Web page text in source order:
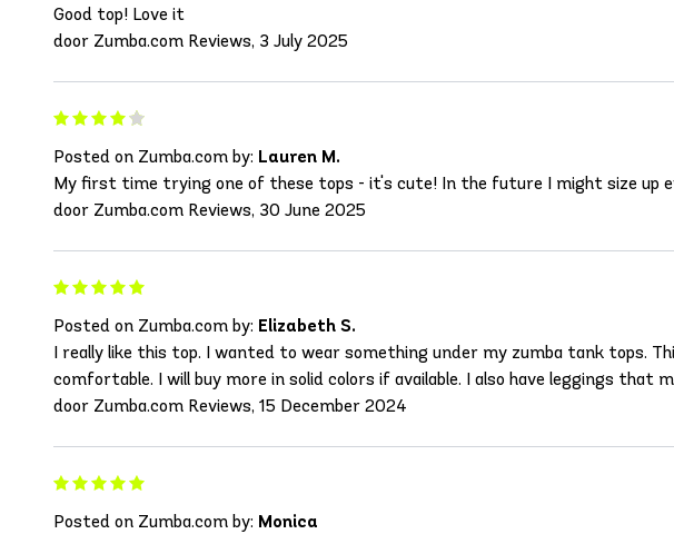
Good top! Love it
door Zumba.com Reviews, 3 July 2025
Posted on Zumba.com by: Lauren M.
My first time trying one of these tops - it's cute! In the future I might size up
door Zumba.com Reviews, 30 June 2025
Posted on Zumba.com by: Elizabeth S.
I really like this top. I wanted to wear something under my zumba tank tops.
comfortable. I will buy more in solid colors if available. I also have leggings that
door Zumba.com Reviews, 15 December 2024
Posted on Zumba.com by: Monica